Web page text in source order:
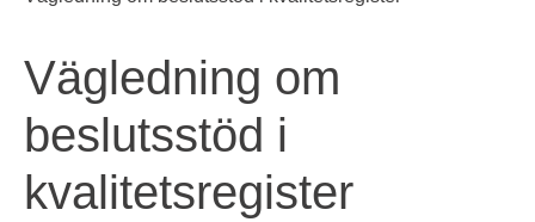
Vägledning om
beslutsstöd i
kvalitetsregister